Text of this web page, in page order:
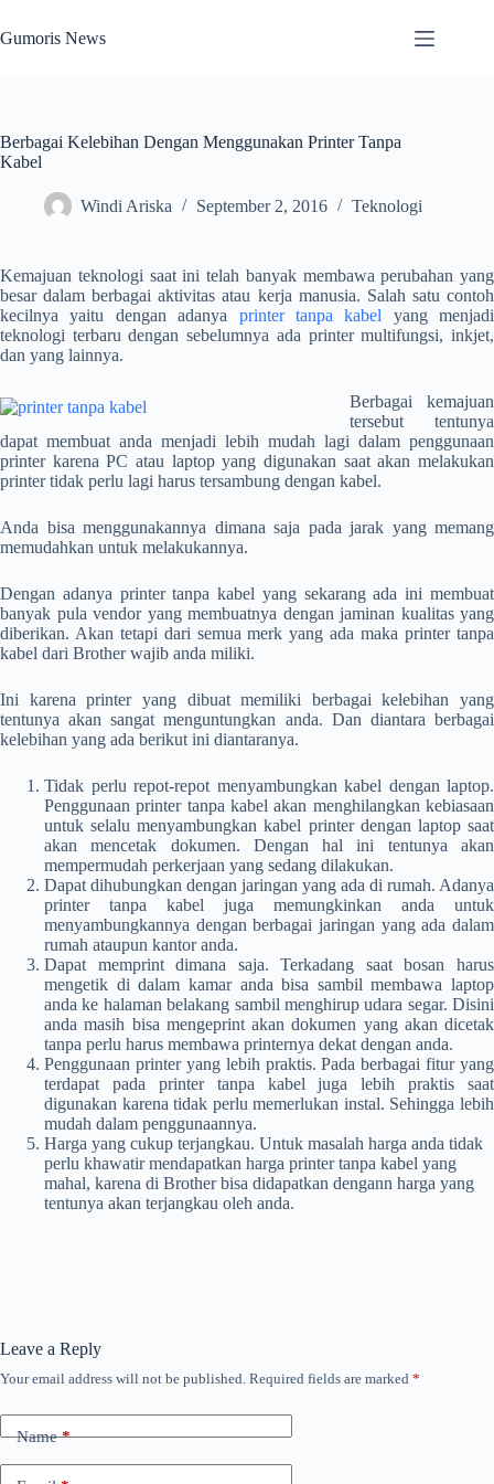
to
content
Gumoris News
Berbagai Kelebihan Dengan Menggunakan Printer Tanpa
Kabel
Windi Ariska September 2, 2016 Teknologi
Kemajuan teknologi saat ini telah banyak membawa perubahan yang
besar dalam berbagai aktivitas atau kerja manusia. Salah satu contoh
kecilnya yaitu dengan adanya printer tanpa kabel yang menjadi
teknologi terbaru dengan sebelumnya ada printer multifungsi, inkjet,
dan yang lainnya.
Berbagai kemajuan
tersebut tentunya
dapat membuat anda menjadi lebih mudah lagi dalam penggunaan
printer karena PC atau laptop yang digunakan saat akan melakukan
printer tidak perlu lagi harus tersambung dengan kabel.
Anda bisa menggunakannya dimana saja pada jarak yang memang
memudahkan untuk melakukannya.
Dengan adanya printer tanpa kabel yang sekarang ada ini membuat
banyak pula vendor yang membuatnya dengan jaminan kualitas yang
diberikan. Akan tetapi dari semua merk yang ada maka printer tanpa
kabel dari Brother wajib anda miliki.
Ini karena printer yang dibuat memiliki berbagai kelebihan yang
tentunya akan sangat menguntungkan anda. Dan diantara berbagai
kelebihan yang ada berikut ini diantaranya.
Tidak perlu repot-repot menyambungkan kabel dengan laptop.
Penggunaan printer tanpa kabel akan menghilangkan kebiasaan
untuk selalu menyambungkan kabel printer dengan laptop saat
akan mencetak dokumen. Dengan hal ini tentunya akan
mempermudah perkerjaan yang sedang dilakukan.
Dapat dihubungkan dengan jaringan yang ada di rumah. Adanya
printer tanpa kabel juga memungkinkan anda untuk
menyambungkannya dengan berbagai jaringan yang ada dalam
rumah ataupun kantor anda.
Dapat memprint dimana saja. Terkadang saat bosan harus
mengetik di dalam kamar anda bisa sambil membawa laptop
anda ke halaman belakang sambil menghirup udara segar. Disini
anda masih bisa mengeprint akan dokumen yang akan dicetak
tanpa perlu harus membawa printernya dekat dengan anda.
Penggunaan printer yang lebih praktis. Pada berbagai fitur yang
terdapat pada printer tanpa kabel juga lebih praktis saat
digunakan karena tidak perlu memerlukan instal. Sehingga lebih
mudah dalam penggunaannya.
Harga yang cukup terjangkau. Untuk masalah harga anda tidak
perlu khawatir mendapatkan harga printer tanpa kabel yang
mahal, karena di Brother bisa didapatkan dengann harga yang
tentunya akan terjangkau oleh anda.
Leave a Reply
Your email address will not be published. Required fields are marked *
Name*